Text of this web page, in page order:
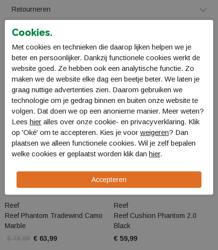
Retourneren
Gerelateerde producten
Reef
Reef Phantom Tradewind Camo
Marble
€ 79,99 € 63,99
Sale
Reef
Reef Cushion Phantom 2.0
Black
€ 59,99
Cookies.
Met cookies en technieken die daarop lijken helpen we je
beter en persoonlijker. Dankzij functionele cookies werkt de
website goed. Ze hebben ook een analytische functie. Zo
maken we de website elke dag een beetje beter. We laten je
graag nuttige advertenties zien. Daarom gebruiken we
technologie om je gedrag binnen en buiten onze website te
volgen. Dat doen we op een anonieme manier. Meer weten?
Lees hier alles over onze cookie- en privacyverklaring. Klik
op 'Oké' om te accepteren. Kies je voor weigeren? Dan
plaatsen we alleen functionele cookies. Wil je zelf bepalen
welke cookies er geplaatst worden klik dan hier.